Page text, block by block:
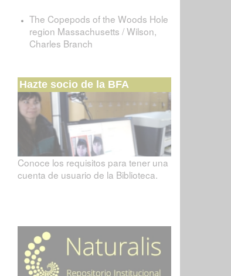
The Copepods of the Woods Hole
region Massachusetts / Wilson,
Charles Branch
Hazte socio de la BFA
Conoce los requisitos para tener una
cuenta de usuario de la Biblioteca.